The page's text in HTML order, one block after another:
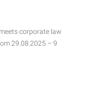
corporate law
29.08.2025 – 9